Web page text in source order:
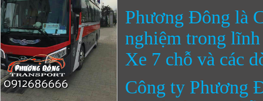
Phương Đông là
nghiệm trong
Xe 7 chỗ và các
Công ty Phương